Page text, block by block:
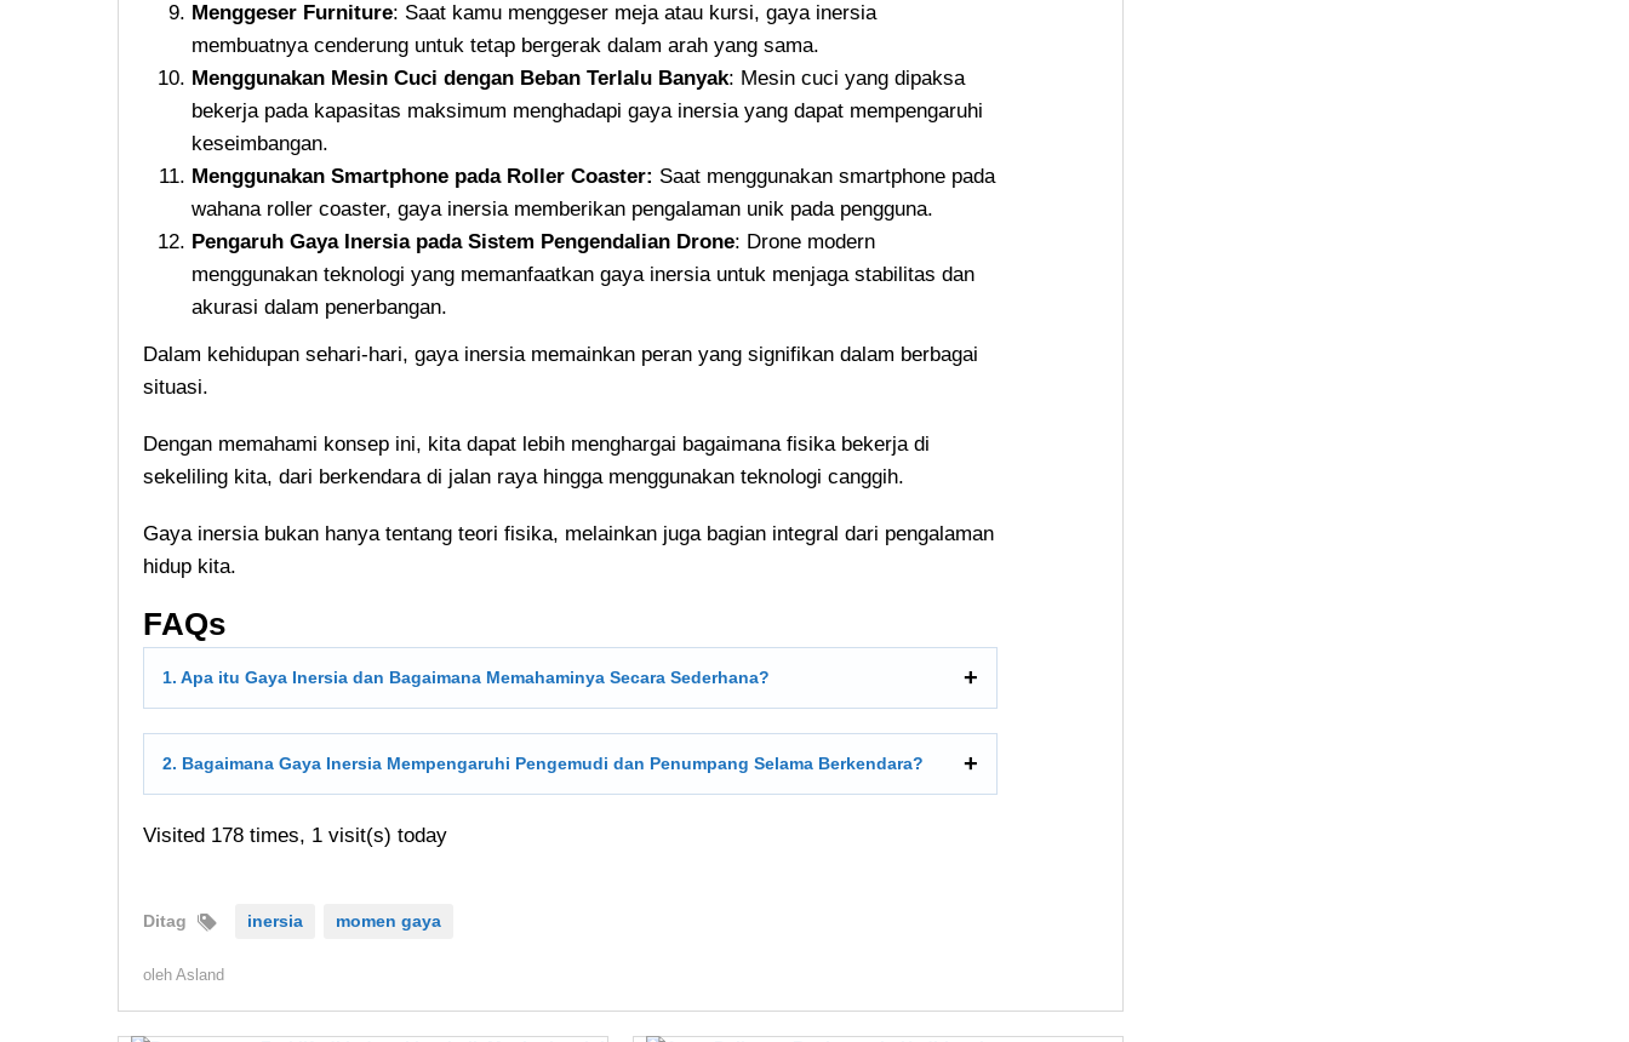
Menggeser Furniture: Saat kamu menggeser meja atau kursi, gaya inersia
membuatnya cenderung untuk tetap bergerak dalam arah yang sama.
Menggunakan Mesin Cuci dengan Beban Terlalu Banyak: Mesin cuci yang dipaksa
bekerja pada kapasitas maksimum menghadapi gaya inersia yang dapat mempengaruhi
keseimbangan.
Menggunakan Smartphone pada Roller Coaster: Saat menggunakan smartphone pada
wahana roller coaster, gaya inersia memberikan pengalaman unik pada pengguna.
Pengaruh Gaya Inersia pada Sistem Pengendalian Drone: Drone modern
menggunakan teknologi yang memanfaatkan gaya inersia untuk menjaga stabilitas dan
akurasi dalam penerbangan.
Dalam kehidupan sehari-hari, gaya inersia memainkan peran yang signifikan dalam berbagai
situasi.
Dengan memahami konsep ini, kita dapat lebih menghargai bagaimana fisika bekerja di
sekeliling kita, dari berkendara di jalan raya hingga menggunakan teknologi canggih.
Gaya inersia bukan hanya tentang teori fisika, melainkan juga bagian integral dari pengalaman
hidup kita.
FAQs
1. Apa itu Gaya Inersia dan Bagaimana Memahaminya Secara Sederhana?
2. Bagaimana Gaya Inersia Mempengaruhi Pengemudi dan Penumpang Selama Berkendara?
Visited 178 times, 1 visit(s) today
Ditag inersia momen gaya
oleh Asland